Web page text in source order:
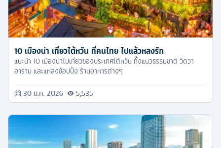
10 เมืองน่า เที่ยวไต้หวัน ที่คนไทย ไปแล้วหลงรัก
แนะนำ 10 เมืองน่าไปเที่ยวของประเทศไต้หวัน ทั้งแนวธรรมชาติ วัดวา
อาราม และแหล่งช้อปปิ้ง ร้านอาหารต่างๆ
30 ม.ค. 2026 5,535